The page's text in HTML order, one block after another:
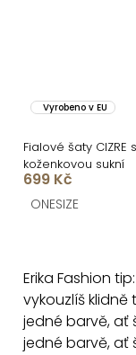
Vyrobeno v EU
Fialové šaty CIZRE s
koženkovou sukní
699 Kč
ONESIZE
Erika Fashion
vykouzlíš
jedné barvě, ať
jedné barvě, ať